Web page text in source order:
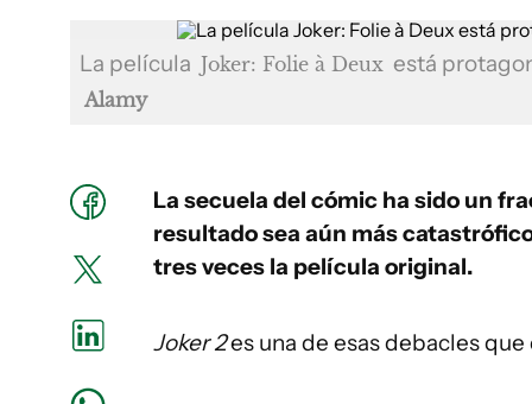
La película Joker: Folie à Deux está
Alamy
La secuela del cómic ha sido un
resultado sea aún más
tres veces la película original.
Joker 2es una de esas debacles